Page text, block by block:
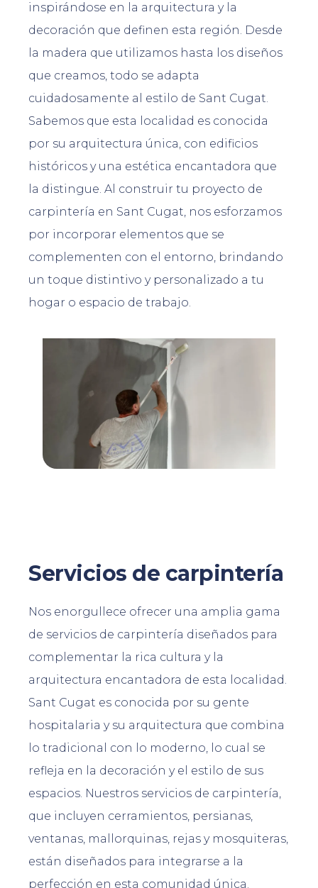
inspirándose en la arquitectura y la
decoración que definen esta región. Desde
la madera que utilizamos hasta los diseños
que creamos, todo se adapta
cuidadosamente al estilo de Sant Cugat.
Sabemos que esta localidad es conocida
por su arquitectura única, con edificios
históricos y una estética encantadora que
la distingue. Al construir tu proyecto de
carpintería en Sant Cugat, nos esforzamos
por incorporar elementos que se
complementen con el entorno, brindando
un toque distintivo y personalizado a tu
hogar o espacio de trabajo.
Servicios de carpintería
Nos enorgullece ofrecer una amplia gama
de servicios de carpintería diseñados para
complementar la rica cultura y la
arquitectura encantadora de esta localidad.
Sant Cugat es conocida por su gente
hospitalaria y su arquitectura que combina
lo tradicional con lo moderno, lo cual se
refleja en la decoración y el estilo de sus
espacios. Nuestros servicios de carpintería,
que incluyen cerramientos, persianas,
ventanas, mallorquinas, rejas y mosquiteras,
están diseñados para integrarse a la
perfección en esta comunidad única.